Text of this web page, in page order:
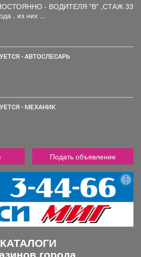
- ВОДИТЕЛЯ "В" ,СТАЖ 33
, из них ...
- АВТОСЛЕСАРЬ
- МЕХАНИК
Подать объявление
КАТАЛОГИ